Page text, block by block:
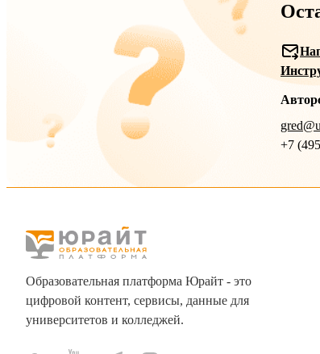
+7
Образовательная платформа Юрайт - это
цифровой контент, сервисы, данные для
университетов и колледжей.